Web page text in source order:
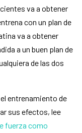
va a obtener
con un plan de
va a obtener
a un buen plan de
de las dos
entrenamiento de
sus efectos, lee
fuerza como